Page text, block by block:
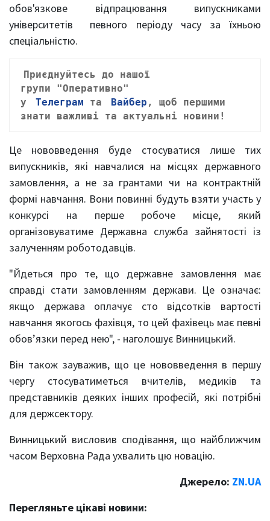
обов'язкове відпрацювання випускниками
університетів певного періоду часу за їхньою
спеціальністю.
Приєднуйтесь до нашої
групи "Оперативно"
у
Телеграм та Вайбер , щоб першими
знати важливі та актуальні новини!
Це нововведення буде стосуватися лише тих
випускників, які навчалися на місцях державного
замовлення, а не за грантами чи на контрактній
формі навчання. Вони повинні будуть взяти участь у
конкурсі на перше робоче місце, який
організовуватиме Державна служба зайнятості із
залученням роботодавців.
"Йдеться про те, що державне замовлення має
справді стати замовленням держави. Це означає:
якщо держава оплачує сто відсотків вартості
навчання якогось фахівця, то цей фахівець має певні
обов’язки перед нею", - наголошує Винницький.
Він також зауважив, що це нововведення в першу
чергу стосуватиметься вчителів, медиків та
представників деяких інших професій, які потрібні
для держсектору.
Винницький висловив сподівання, що найближчим
часом Верховна Рада ухвалить цю новацію.
Джерело: ZN.UA
Перегляньте цікаві новини: